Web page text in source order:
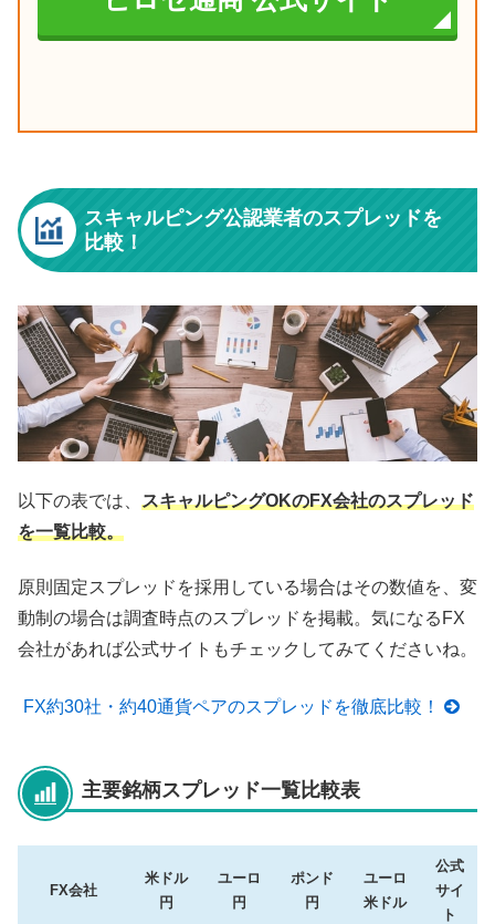
スキャルピング公認業者のスプレッドを
比較！
以下の表では、 スキャルピングOKのFX会社のスプレッド
を一覧比較。
原則固定スプレッドを採用している場合はその数値を、変
動制の場合は調査時点のスプレッドを掲載。気になるFX
会社があれば公式サイトもチェックしてみてくださいね。
FX約30社・約40通貨ペアのスプレッドを徹底比較！
主要銘柄スプレッド一覧比較表
FX会社
米ドル
円
ユーロ
円
ポンド
円
ユーロ
米ドル
公式
サイ
ト